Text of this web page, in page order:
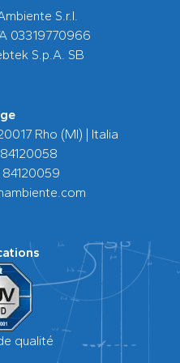
S.r.l.
03319770966
S.p.A. SB
Rho (MI) | Italia
84120059
qualité